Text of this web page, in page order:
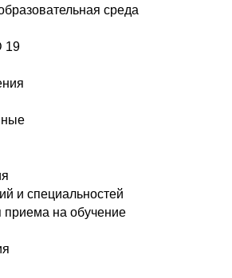
среда
19
и специальностей
приема на обучение